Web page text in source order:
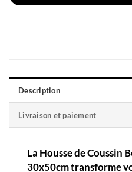
Description
Livraison et paiement
La Housse de Coussin
30x50cm transforme